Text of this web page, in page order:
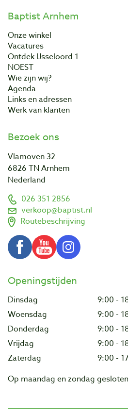
Baptist Arnhem
Onze winkel
Vacatures
Ontdek IJsseloord 1
NOEST
Wie zijn wij?
Agenda
Links en adressen
Werk van klanten
Bezoek ons
Vlamoven 32
6826 TN Arnhem
Nederland
026 351 2856
verkoop@baptist.nl
Routebeschrijving
Openingstijden
Dinsdag
9:00 -
Woensdag
9:00 -
Donderdag
9:00 -
Vrijdag
9:00 -
Zaterdag
9:00 -
Op maandag en zondag